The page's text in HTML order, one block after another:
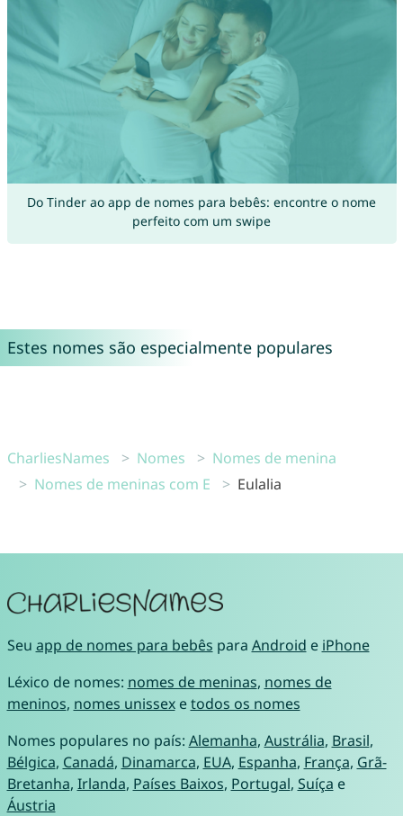
Do Tinder ao app de nomes para bebês: encontre o nome
perfeito com um swipe
Estes nomes são especialmente populares
CharliesNames Nomes
Nomes de menina
Nomes de meninas com E
Eulalia
Seu app de nomes para bebês para Android e iPhone
Léxico de nomes: nomes de meninas, nomes de
meninos, nomes unissexetodos os nomes
Nomes populares no país: Alemanha, Austrália, Brasil,
Bélgica, Canadá, Dinamarca, EUA, Espanha, França, Grã-
Bretanha, Irlanda, Países Baixos, Portugal, Suíça e
Áustria